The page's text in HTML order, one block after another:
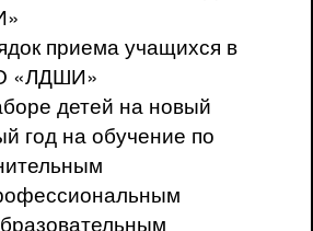
приема учащихся в
«ЛДШИ»
детей на новый
год на обучение по